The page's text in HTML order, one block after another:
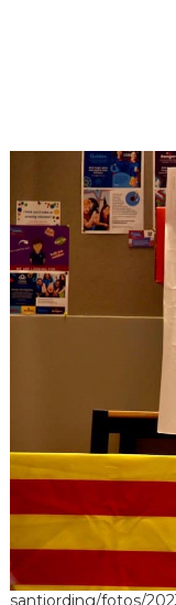
santjording/fotos/